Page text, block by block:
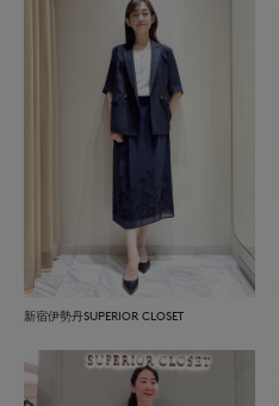
新宿伊勢丹SUPERIOR CLOSET